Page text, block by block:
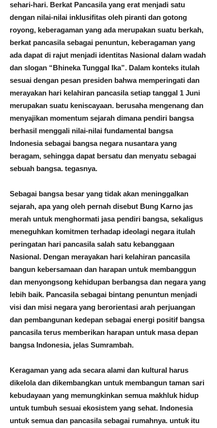
sehari-hari. Berkat Pancasila yang erat menjadi satu
dengan nilai-nilai inklusifitas oleh piranti dan gotong
royong, keberagaman yang ada merupakan suatu berkah,
berkat pancasila sebagai penuntun, keberagaman yang
ada dapat di rajut menjadi identitas Nasional dalam wadah
dan slogan “Bhineka Tunggal Ika”. Dalam konteks itulah
sesuai dengan pesan presiden bahwa memperingati dan
merayakan hari kelahiran pancasila setiap tanggal 1 Juni
merupakan suatu keniscayaan. berusaha mengenang dan
menyajikan momentum sejarah dimana pendiri bangsa
berhasil menggali nilai-nilai fundamental bangsa
Indonesia sebagai bangsa negara nusantara yang
beragam, sehingga dapat bersatu dan menyatu sebagai
sebuah bangsa. tegasnya.
Sebagai bangsa besar yang tidak akan meninggalkan
sejarah, apa yang oleh pernah disebut Bung Karno jas
merah untuk menghormati jasa pendiri bangsa, sekaligus
meneguhkan komitmen terhadap ideolagi negara itulah
peringatan hari pancasila salah satu kebanggaan
Nasional. Dengan merayakan hari kelahiran pancasila
bangun kebersamaan dan harapan untuk membanggun
dan menyongsong kehidupan berbangsa dan negara yang
lebih baik. Pancasila sebagai bintang penuntun menjadi
visi dan misi negara yang berorientasi arah perjuangan
dan pembangunan kedepan sebagai energi positif bangsa
pancasila terus memberikan harapan untuk masa depan
bangsa Indonesia, jelas Sumrambah.
Keragaman yang ada secara alami dan kultural harus
dikelola dan dikembangkan untuk membangun taman sari
kebudayaan yang memungkinkan semua makhluk hidup
untuk tumbuh sesuai ekosistem yang sehat. Indonesia
untuk semua dan pancasila sebagai rumahnya. untuk itu